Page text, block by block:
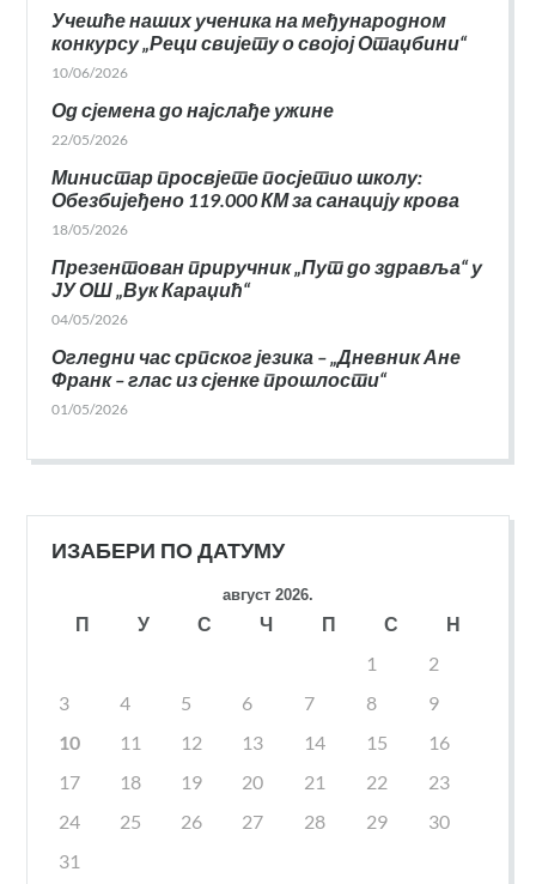
Учешће наших ученика на међународном
конкурсу „Реци свијету о својој Отаџбини“
10/06/2026
Од сјемена до најслађе ужине
22/05/2026
Министар просвјете посјетио школу:
Обезбијеђено 119.000 КМ за санацију крова
18/05/2026
Презентован приручник „Пут до здравља“ у
ЈУ ОШ „Вук Караџић“
04/05/2026
Огледни час српског језика – „Дневник Ане
Франк – глас из сјенке прошлости“
01/05/2026
ИЗАБЕРИ ПО ДАТУМУ
август 2026.
П У С Ч П С
Н
1
2
3
4 5 6 7 8
9
10
11 12 13 14 15
16
17
18 19 20 21 22
23
24
25 26 27 28 29
30
31